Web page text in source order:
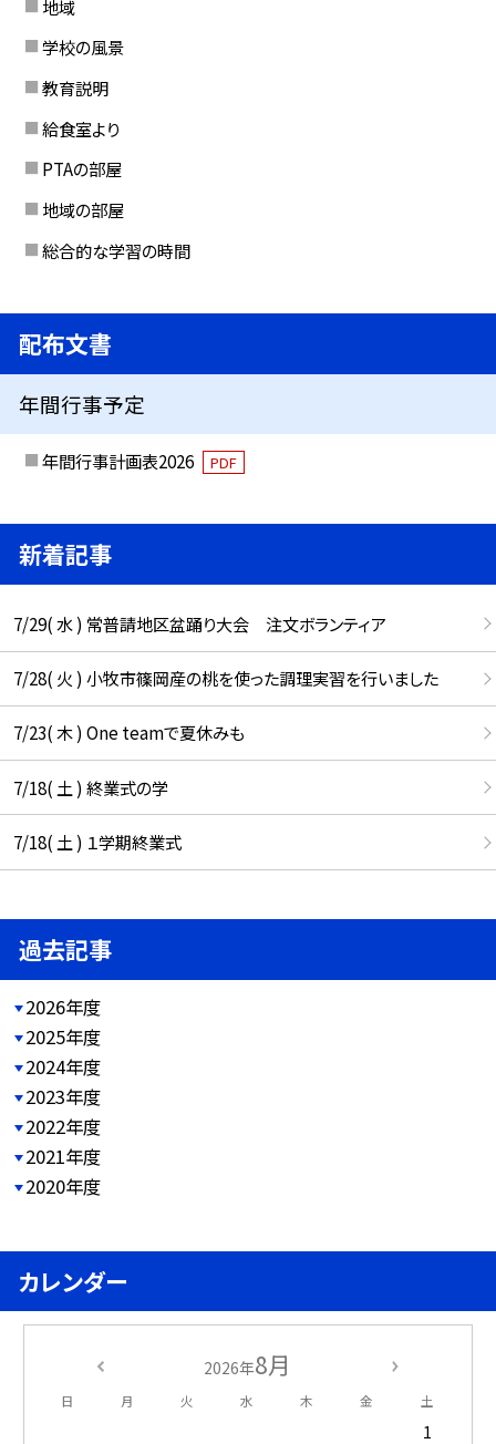
地域
学校の風景
教育説明
給食室より
PTAの部屋
地域の部屋
総合的な学習の時間
配布文書
年間行事予定
年間行事計画表2026 PDF
新着記事
7/29( 水 ) 常普請地区盆踊り大会 注文ボランティア
7/28( 火 ) 小牧市篠岡産の桃を使った調理実習を行いました
7/23( 木 ) One teamで夏休みも
7/18( 土 ) 終業式の学
7/18( 土 ) １学期終業式
過去記事
2026年度
2025年度
2024年度
2023年度
2022年度
2021年度
2020年度
カレンダー
2026年8月
日 月 火 水 木 金 土
1